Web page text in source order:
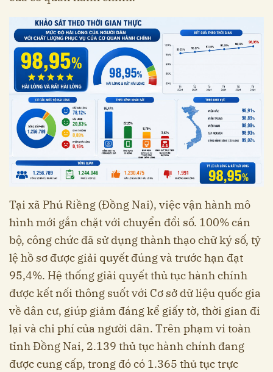
Tại xã Phú Riềng (Đồng Nai), việc vận hành mô
hình mới gắn chặt với chuyển đổi số. 100% cán
bộ, công chức đã sử dụng thành thạo chữ ký số, tỷ
lệ hồ sơ được giải quyết đúng và trước hạn đạt
95,4%. Hệ thống giải quyết thủ tục hành chính
được kết nối thông suốt với Cơ sở dữ liệu quốc gia
về dân cư, giúp giảm đáng kể giấy tờ, thời gian đi
lại và chi phí của người dân. Trên phạm vi toàn
tỉnh Đồng Nai, 2.139 thủ tục hành chính đang
được cung cấp, trong đó có 1.365 thủ tục trực